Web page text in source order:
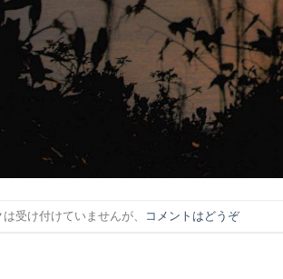
受け付けていませんが、 コメントはどうぞ